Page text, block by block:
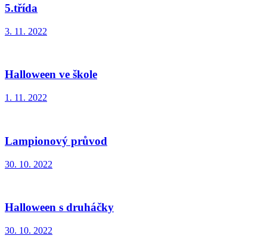
5.třída
3. 11. 2022
Halloween ve škole
1. 11. 2022
Lampionový průvod
30. 10. 2022
Halloween s druháčky
30. 10. 2022